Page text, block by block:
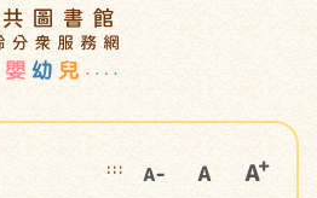
:::